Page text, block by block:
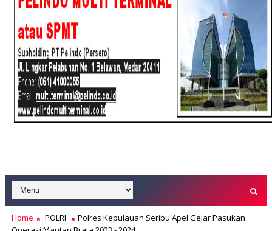
Home POLRI
Polres Kepulauan Seribu Apel Gelar Pasukan